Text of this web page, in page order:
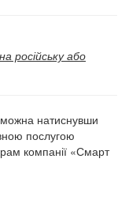
або
натиснувши
послугою
компанії «Смарт